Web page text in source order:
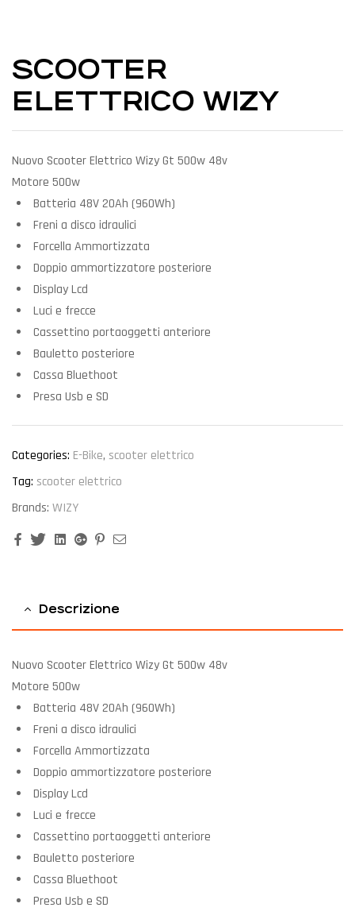
SCOOTER
ELETTRICO WIZY
Nuovo Scooter Elettrico Wizy Gt 500w 48v
Motore 500w
Batteria 48V 20Ah (960Wh)
Freni a disco idraulici
Forcella Ammortizzata
Doppio ammortizzatore posteriore
Display Lcd
Luci e frecce
Cassettino portaoggetti anteriore
Bauletto posteriore
Cassa Bluethoot
Presa Usb e SD
Categories: E-Bike, scooter elettrico
Tag: scooter elettrico
Brands: WIZY
FacebookTwitterLinkedinGoogle+Pinterest
Descrizione
Nuovo Scooter Elettrico Wizy Gt 500w 48v
Motore 500w
Batteria 48V 20Ah (960Wh)
Freni a disco idraulici
Forcella Ammortizzata
Doppio ammortizzatore posteriore
Display Lcd
Luci e frecce
Cassettino portaoggetti anteriore
Bauletto posteriore
Cassa Bluethoot
Presa Usb e SD